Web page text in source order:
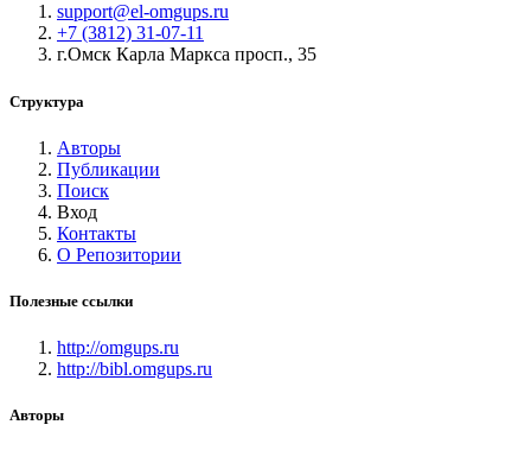
support@el-omgups.ru
+7 (3812) 31-07-11
г.Омск Карла Маркса просп., 35
Структура
Авторы
Публикации
Поиск
Вход
Контакты
О Репозитории
Полезные ссылки
http://omgups.ru
http://bibl.omgups.ru
Авторы